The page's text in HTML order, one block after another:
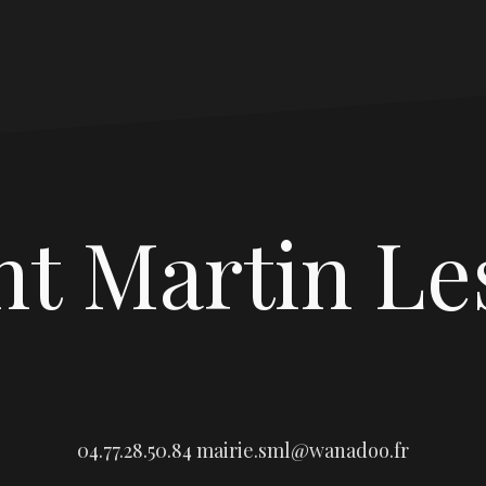
Martin
04.77.28.50.84 mairie.sml@wanadoo.fr